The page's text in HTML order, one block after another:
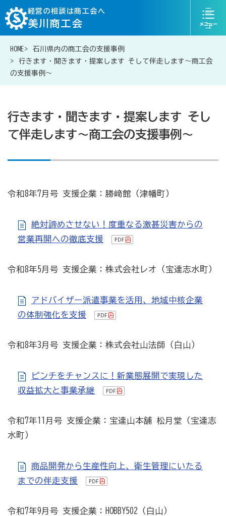
経営の相談は商工会へ
美川商工会
ニ
ュ
HOME
石川県内の商工会の支援事例
行きます・聞きます・提案します そして伴走します～商工会
の支援事例～
行きます・聞きます・提案します そし
て伴走します～商工会の支援事例～
令和8年7月号 支援企業：勝﨑館（津幡町）
絶対諦めさせない！度重なる激甚災害からの
営業再開への徹底支援
令和8年5月号 支援企業：株式会社レオ（宝達志水町）
アドバイザー派遣事業を活用、地域中核企業
の体制強化を支援
令和8年3月号 支援企業：株式会社山法師（白山）
ピンチをチャンスに！新業態展開で実現した
収益拡大と事業承継
令和7年11月号 支援企業：宝達山本舗 松月堂（宝達志
水町）
商品開発から生産性向上、衛生管理にいたる
までの伴走支援
令和7年9月号 支援企業：HOBBY502（白山）
お問い合わせ
経営相談は商工会に
商工会が扱う融資・金融制度
令和6年能登半島地震等災害に関する支援情報
一つの掛金で貯蓄・生命保障・融資の3つの備え（商工
死亡保険金(最高6千万円)の掛捨共済・福祉共済「生
石川県中小企業共済協同組合(傷害共済・自動車事故費
従業員の退職金共済制度
経営者の退職金制度（小規模企業共済）
止共済）
病気やケガで働けない場合の所得を補償（休業補償制
度）
万が一の「労働災害」と使用者賠償補償がセットの保険